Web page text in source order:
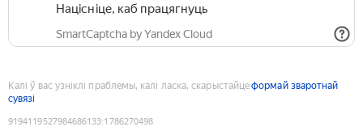
Націсніце, каб працягнуць
SmartCaptcha by Yandex Cloud
Калі ў вас узніклі праблемы, калі ласка, скарыстайцеформай зваротнай
сувязі
9194119527984686133:1786270498